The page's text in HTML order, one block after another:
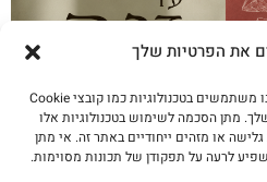
את הפרטיות שלך
כדי לספק את החוויה הטובה ביותר, אנו משתמשים בטכנולוגיות כמו קובצי Cookie
מתן הסכמה לשימוש בטכנולוגיות אלו
או מזהים ייחודיים באתר זה. אי מתן
לרעה על תפקודן של תכונות מסוימות.